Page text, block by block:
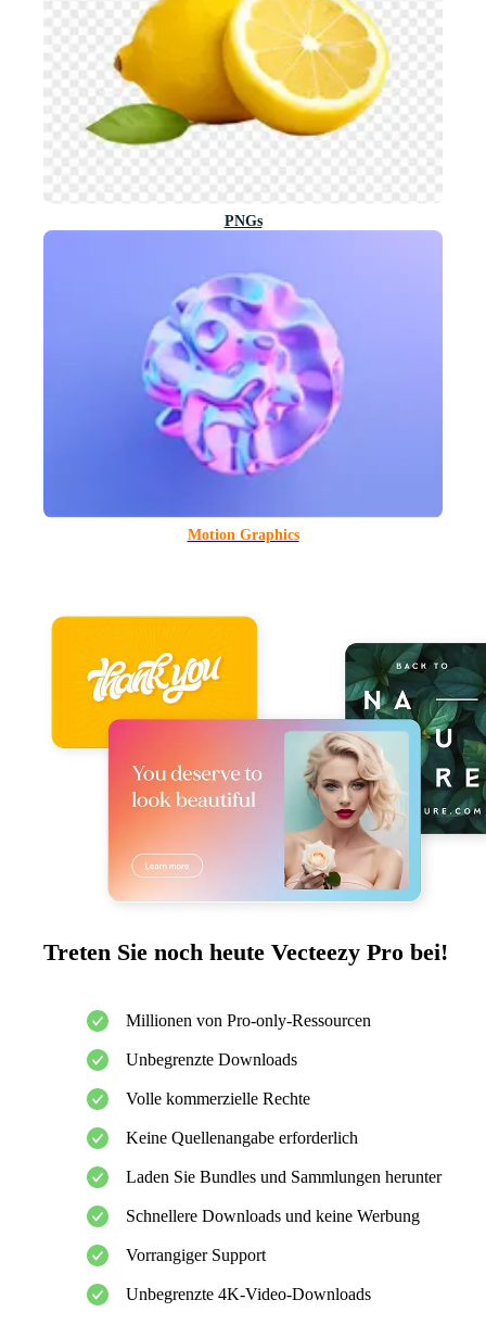
PNGs
Motion Graphics
Treten Sie noch heute Vecteezy Pro bei!
Millionen von Pro-only-Ressourcen
Unbegrenzte Downloads
Volle kommerzielle Rechte
Keine Quellenangabe erforderlich
Laden Sie Bundles und Sammlungen herunter
Schnellere Downloads und keine Werbung
Vorrangiger Support
Unbegrenzte 4K-Video-Downloads